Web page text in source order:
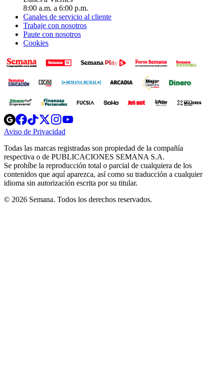
8:00 a.m. a 6:00 p.m.
Canales de servicio al cliente
Trabaje con nosotros
Paute con nosotros
Cookies
Opens
in
new
Opens
in
new
Opens
in
new
window
Opens
new
windowwindow
Aviso de Privacidad
new
window
Todas las marcas registradas son propiedad de la compañía
respectiva o de PUBLICACIONES SEMANA S.A.
Se prohíbe la reproducción total o parcial de cualquiera de los
contenidos que aquí aparezca, así como su traducción a cualquier
idioma sin autorización escrita por su titular.
© 2026 Semana. Todos los derechos reservados.